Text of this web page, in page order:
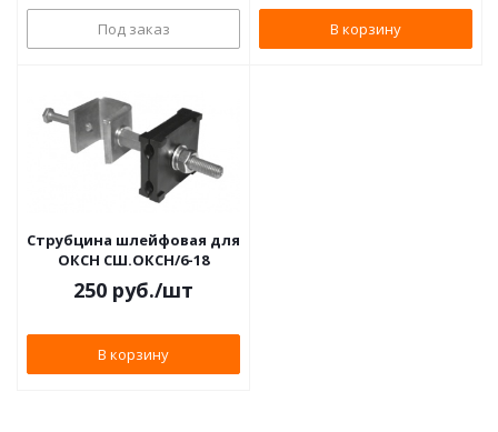
Под заказ В корзину
Струбцина шлейфовая для
ОКСН СШ.ОКСН/6-18
250 руб./шт
В корзину